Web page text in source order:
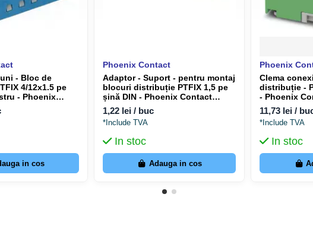
- Bloc de
4/12x1.5 pe
- Phoenix
in cos
Phoenix Contact
Adaptor - Suport - pentru montaj
blocuri distribuție PTFIX 1,5 pe
șină DIN - Phoenix Contact
1049498
1,22 lei / buc
*Include TVA
In stoc
Adauga in cos
Phoenix
Clema
distribuție -
- Phoenix
11,73 lei /
*Include TVA
In stoc